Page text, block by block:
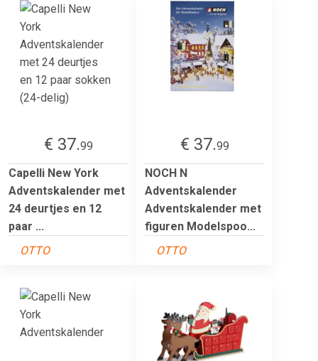
€ 37.99
Capelli New York
Adventskalender met
24 deurtjes en 12
paar ...
OTTO
€ 37.99
NOCH N
Adventskalender
Adventskalender met
figuren Modelspoo...
OTTO